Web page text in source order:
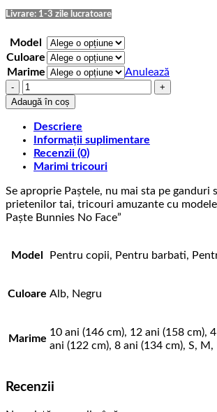
75,00 lei
Livrare: 1-3 zile lucratoare
Model
Culoare
Marime
Anulează
Cantitate
Tricou
Paște
Bunnies
No
Face
Adaugă în coș
Descriere
Informații suplimentare
Recenzii (0)
Marimi tricouri
Se aproprie Paștele, nu mai sta pe ganduri
prietenilor tai, tricouri amuzante cu modele
Paște Bunnies No Face”
Model Pentru copii, Pentru barbati,
Culoare Alb, Negru
Marime
10 ani (146 cm), 12 ani (158 cm),
ani (122 cm), 8 ani (134 cm), S, M,
Recenzii